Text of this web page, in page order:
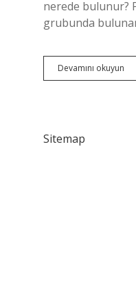
nerede bulunur?
grubunda
Devamını okuyun
Sitemap